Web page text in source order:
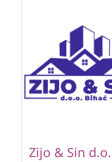
Zijo & Sin